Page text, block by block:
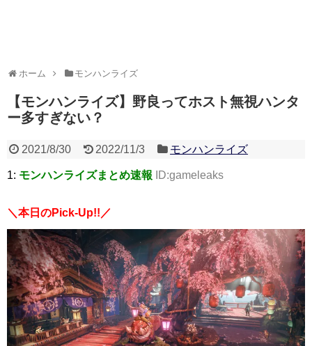
ホーム モンハンライズ
【モンハンライズ】野良ってホスト無視ハンタ
ー多すぎない？
2021/8/30 2022/11/3 モンハンライズ
1: モンハンライズまとめ速報 ID:gameleaks
＼本日のPick-Up!!／